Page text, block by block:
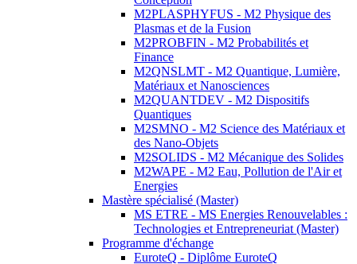
M2PLASPHYFUS - M2 Physique des
Plasmas et de la Fusion
M2PROBFIN - M2 Probabilités et
Finance
M2QNSLMT - M2 Quantique, Lumière,
Matériaux et Nanosciences
M2QUANTDEV - M2 Dispositifs
Quantiques
M2SMNO - M2 Science des Matériaux et
des Nano-Objets
M2SOLIDS - M2 Mécanique des Solides
M2WAPE - M2 Eau, Pollution de l'Air et
Energies
Mastère spécialisé (Master)
MS ETRE - MS Energies Renouvelables :
Technologies et Entrepreneuriat (Master)
Programme d'échange
EuroteQ - Diplôme EuroteQ